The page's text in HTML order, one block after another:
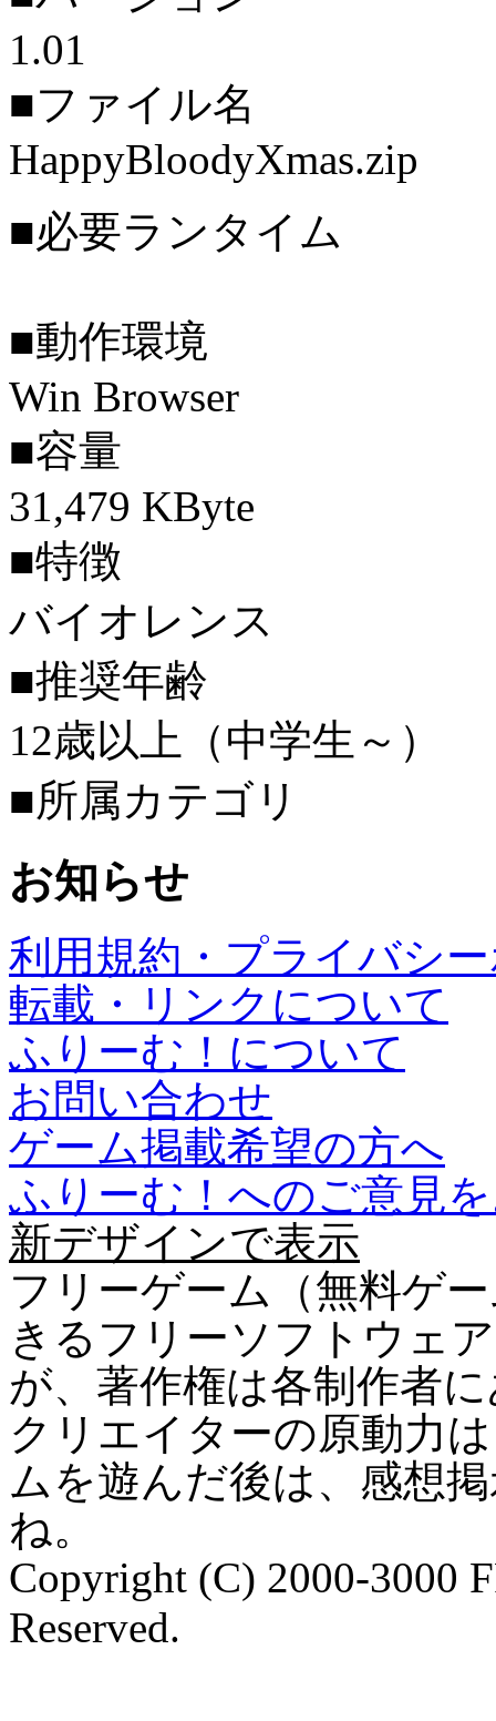
1.01
■ファイル名
HappyBloodyXmas.zip
■必要ランタイム
■動作環境
Win Browser
■容量
31,479 KByte
■特徴
バイオレンス
■推奨年齢
12歳以上（中学生～）
■所属カテゴリ
お知らせ
利用規約・プライバシ
転載・リンクについて
ふりーむ！について
お問い合わせ
ゲーム掲載希望の方へ
ふりーむ！へのご意見
新デザインで表示
フリーゲーム（無料ゲ
きるフリーソフトウェ
が、著作権は各制作者
クリエイターの原動力
ムを遊んだ後は、感想
ね。
Copyright (C) 2000-3000
Reserved.